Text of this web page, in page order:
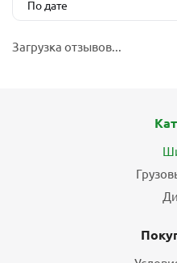
Загрузка отзывов...